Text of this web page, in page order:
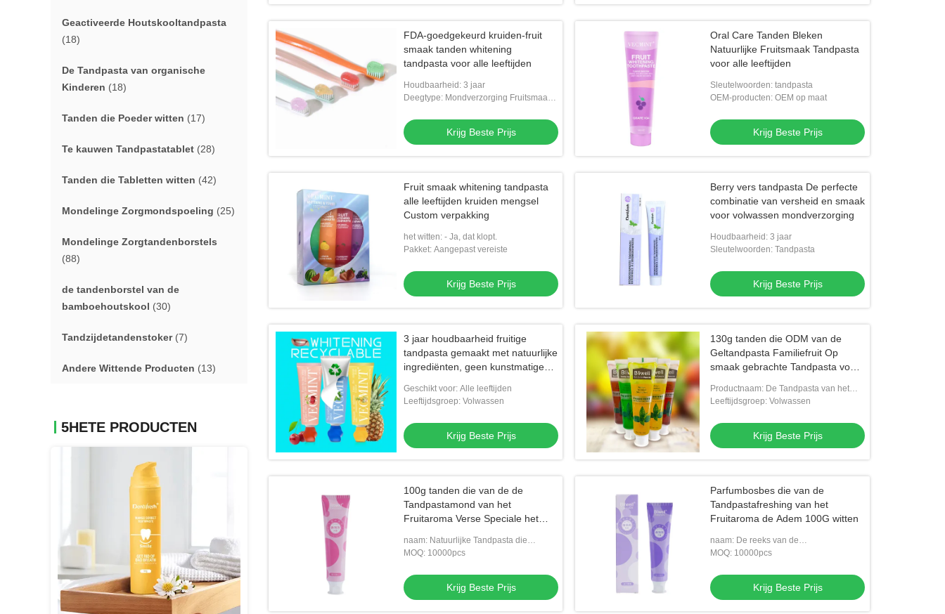
Geactiveerde Houtskooltandpasta
(18)
De Tandpasta van organische
Kinderen (18)
Tanden die Poeder witten (17)
Te kauwen Tandpastatablet (28)
Tanden die Tabletten witten (42)
Mondelinge Zorgmondspoeling (25)
Mondelinge Zorgtandenborstels
(88)
de tandenborstel van de
bamboehoutskool (30)
Tandzijdetandenstoker(7)
Andere Wittende Producten (13)
5HETE PRODUCTEN
FDA-goedgekeurd kruiden-fruit
smaak tanden whitening
tandpasta voor alle leeftijden
Houdbaarheid: 3 jaar
Deegtype: Mondverzorging Fruitsmaak
Krijg Beste Prijs
Oral Care Tanden Bleken
Natuurlijke Fruitsmaak Tandpasta
voor alle leeftijden
Sleutelwoorden: tandpasta
OEM-producten: OEM op maat
Krijg Beste Prijs
Fruit smaak whitening tandpasta
alle leeftijden kruiden mengsel
Custom verpakking
het witten: - Ja, dat klopt.
Pakket: Aangepast vereiste
Krijg Beste Prijs
Berry vers tandpasta De perfecte
combinatie van versheid en smaak
voor volwassen mondverzorging
Houdbaarheid: 3 jaar
Sleutelwoorden: Tandpasta
Krijg Beste Prijs
3 jaar houdbaarheid fruitige
tandpasta gemaakt met natuurlijke
ingrediënten, geen kunstmatige
Geschikt voor: Alle leeftijden
Leeftijdsgroep: Volwassen
Krijg Beste Prijs
130g tanden die ODM van de
Geltandpasta Familiefruit Op
smaak gebrachte Tandpasta voor
Productnaam: De Tandpasta van het
fruitaroma
Leeftijdsgroep: Volwassen
Krijg Beste Prijs
100g tanden die van de de
Tandpastamond van het
Fruitaroma Verse Speciale het
naam: Natuurlijke Tandpasta die
Tandpasta's witten
MOQ: 10000pcs
Krijg Beste Prijs
Parfumbosbes die van de
Tandpastafreshing van het
Fruitaroma de Adem 100G witten
naam: De reeks van de
parfumtandpasta: Bosbessenaroma
MOQ: 10000pcs
Krijg Beste Prijs